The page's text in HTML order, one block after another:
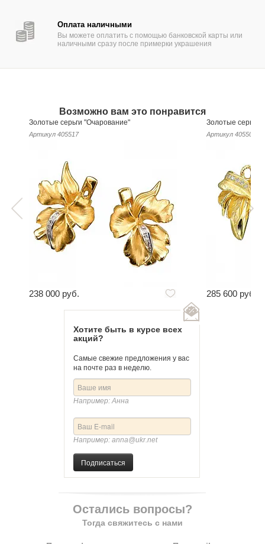
Оплата наличными
Вы можете оплатить с помощью банковской карты или
наличными сразу после примерки украшения
Возможно вам это понравится
Золотые серьги "Очарование"
Артикул 405517
238 000 руб.
Золотые серьги
Артикул 405509
285 600 руб.
Хотите быть в курсе всех
акций?
Самые свежие предложения у вас
на почте раз в неделю.
Например: Анна
Например: anna@ukr.net
Подписаться
Остались вопросы?
Тогда свяжитесь с нами